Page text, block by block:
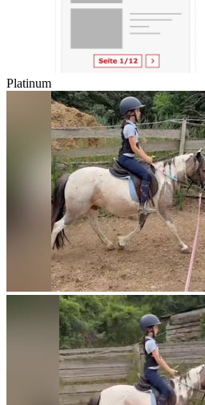
Platinum